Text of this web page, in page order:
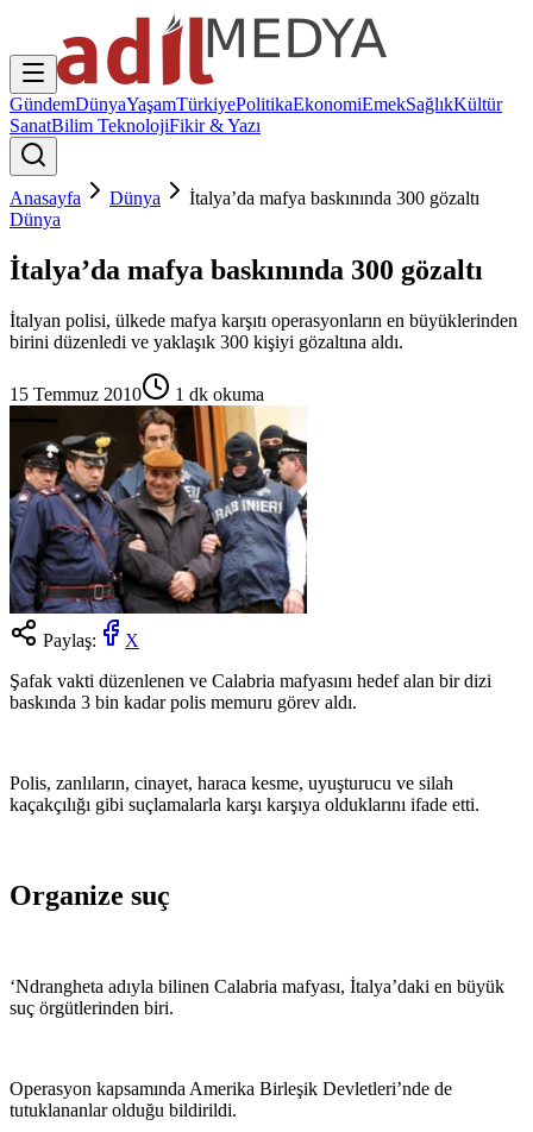
GündemDünyaYaşamTürkiyePolitikaEkonomiEmekSağlıkKültür
SanatBilim TeknolojiFikir & Yazı
Anasayfa Dünya
İtalya’da mafya baskınında 300 gözaltı
Dünya
İtalya’da mafya baskınında 300 gözaltı
İtalyan polisi, ülkede mafya karşıtı operasyonların en büyüklerinden
birini düzenledi ve yaklaşık 300 kişiyi gözaltına aldı.
15 Temmuz 2010 1 dk okuma
Paylaş:
X
Şafak vakti düzenlenen ve Calabria mafyasını hedef alan bir dizi
baskında 3 bin kadar polis memuru görev aldı.
Polis, zanlıların, cinayet, haraca kesme, uyuşturucu ve silah
kaçakçılığı gibi suçlamalarla karşı karşıya olduklarını ifade etti.
Organize suç
‘Ndrangheta adıyla bilinen Calabria mafyası, İtalya’daki en büyük
suç örgütlerinden biri.
Operasyon kapsamında Amerika Birleşik Devletleri’nde de
tutuklananlar olduğu bildirildi.